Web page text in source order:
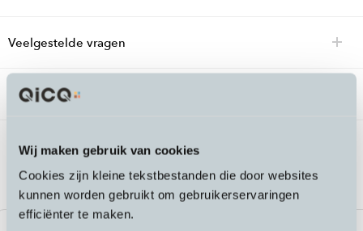
Wij maken gebruik van cookies
Cookies zijn kleine tekstbestanden die door websites
kunnen worden gebruikt om gebruikerservaringen
efficiënter te maken.
Veelgestelde vragen
Specificaties
Passende accessoires bij de Cube
Kathmandu Hybrid Comfort Pro 800